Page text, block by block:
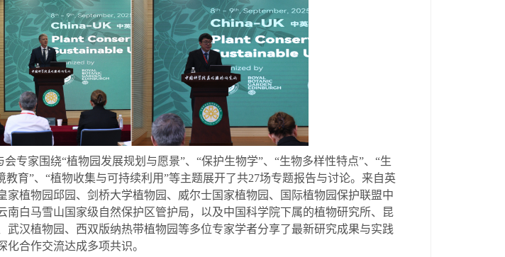
会专家围绕“植物园发展规划与愿景”、“保护生物学”、“生物多样性特点”、“生
教育”、“植物收集与可持续利用”等主题展开了共27场专题报告与讨论。来自英
家植物园邱园、剑桥大学植物园、威尔士国家植物园、国际植物园保护联盟中
南白马雪山国家级自然保护区管护局，以及中国科学院下属的植物研究所、昆
武汉植物园、西双版纳热带植物园等多位专家学者分享了最新研究成果与实践
合作交流达成多项共识。